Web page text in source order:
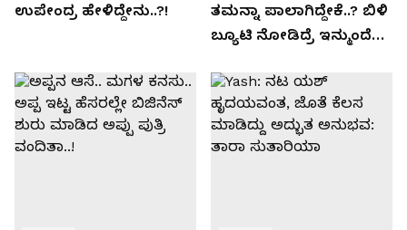
ಉಪೇಂದ್ರ ಹೇಳಿದ್ದೇನು..?!
ತಮನ್ನಾ ಪಾಲಾಗಿದ್ದೇಕೆ..? ಬಿಳಿ
ಬ್ಯೂಟಿ ನೋಡಿದ್ರೆ ಇನ್ಮುಂದೆ